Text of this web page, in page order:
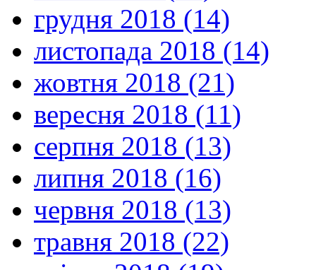
грудня 2018 (14)
листопада 2018 (14)
жовтня 2018 (21)
вересня 2018 (11)
серпня 2018 (13)
липня 2018 (16)
червня 2018 (13)
травня 2018 (22)